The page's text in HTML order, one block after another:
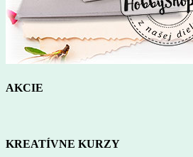
AKCIE
KREATÍVNE KURZY